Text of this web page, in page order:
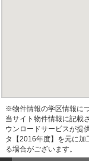
※物件情報の学区情報に
当サイト物件情報に記載
ウンロードサービスが提
タ【2016年度】を元に加
る場合がございます。